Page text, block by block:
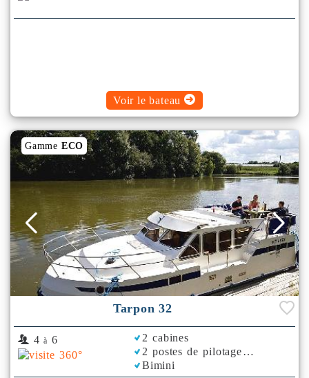
Voir le bateau
Gamme ECO
Tarpon 32
4 à 6
2 cabines
2 postes de pilotage
Bimini